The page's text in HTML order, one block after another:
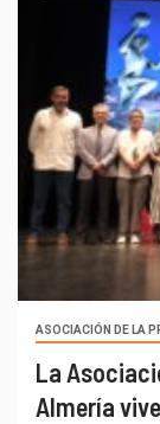
ASOCIACIÓN DE LA
La
Almería